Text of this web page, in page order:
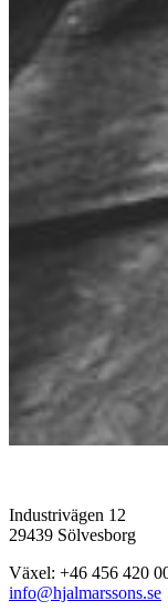
Industrivägen 12
29439 Sölvesborg
Växel: +46 456 420
info@hjalmarssons.se